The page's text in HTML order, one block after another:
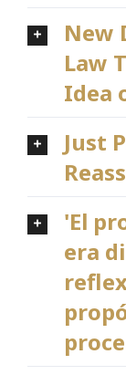
New
Law
Idea
Just
'El
era